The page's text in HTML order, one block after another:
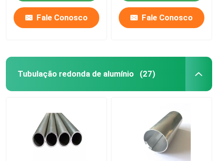
Fale Conosco Fale Conosco
Tubulação redonda de alumínio (27)